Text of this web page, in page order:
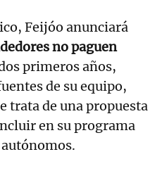
Feijóo anunciará
no paguen
primeros años,
de su equipo,
trata de una propuesta
en su programa